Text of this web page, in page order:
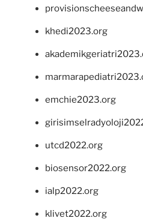
khedi2023.org
emchie2023.org
utcd2022.org
biosensor2022.org
ialp2022.org
klivet2022.org